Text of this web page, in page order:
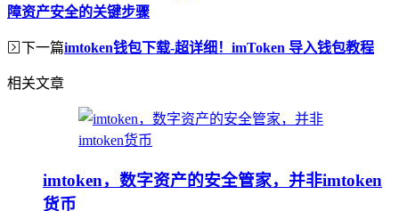
障资产安全的关键步骤
下一篇imtoken钱包下载-超详细！imToken 导入钱包教程
相关文章
imtoken，数字资产的安全管家，并非imtoken
货币